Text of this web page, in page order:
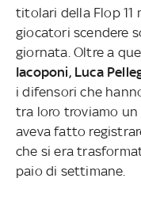
titolari della Flop 11
giocatori scendere
giornata. Oltre a
Iacoponi, Luca
i difensori che
tra loro troviamo un
aveva fatto
che si era
paio di settimane.